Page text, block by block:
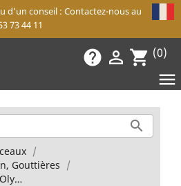
d’un conseil : Contactez-nous au
73 44 11
help  shopping_cart (0)


Gouttières
PROFIL CACHE VERIN Olympium Icelandic